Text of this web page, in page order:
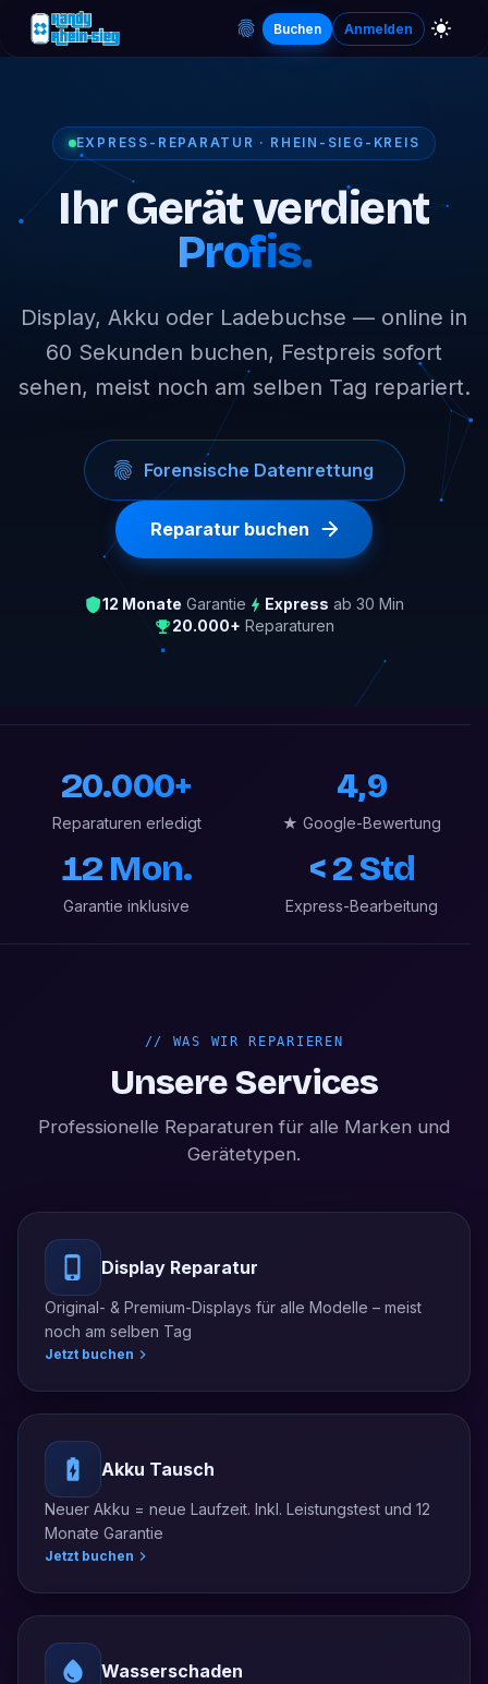
Buchen Anmelden
EXPRESS-REPARATUR · RHEIN-SIEG-KREIS
Ihr Gerät verdient
Profis.
Display, Akku oder Ladebuchse — online in
60 Sekunden buchen, Festpreis sofort
sehen, meist noch am selben Tag repariert.
Forensische Datenrettung
Reparatur buchen
12 Monate Garantie Express ab 30 Min
20.000+ Reparaturen
20.000+
Reparaturen erledigt
4,9
★ Google-Bewertung
12 Mon.
Garantie inklusive
< 2 Std
Express-Bearbeitung
// WAS WIR REPARIEREN
Unsere Services
Professionelle Reparaturen für alle Marken und
Gerätetypen.
Display Reparatur
Original- & Premium-Displays für alle Modelle – meist
noch am selben Tag
Jetzt buchen
Akku Tausch
Neuer Akku = neue Laufzeit. Inkl. Leistungstest und 12
Monate Garantie
Jetzt buchen
Wasserschaden